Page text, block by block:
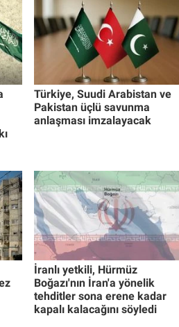
Türkiye, Suudi Arabistan ve
Pakistan üçlü savunma
anlaşması imzalayacak
İranlı yetkili, Hürmüz
Boğazı'nın İran'a yönelik
tehditler sona erene kadar
kapalı kalacağını söyledi